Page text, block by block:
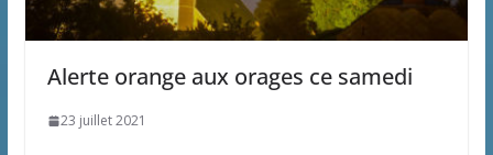
Alerte orange aux orages ce samedi
23 juillet 2021